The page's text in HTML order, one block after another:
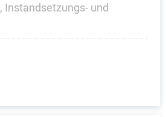
Instandsetzungs- und